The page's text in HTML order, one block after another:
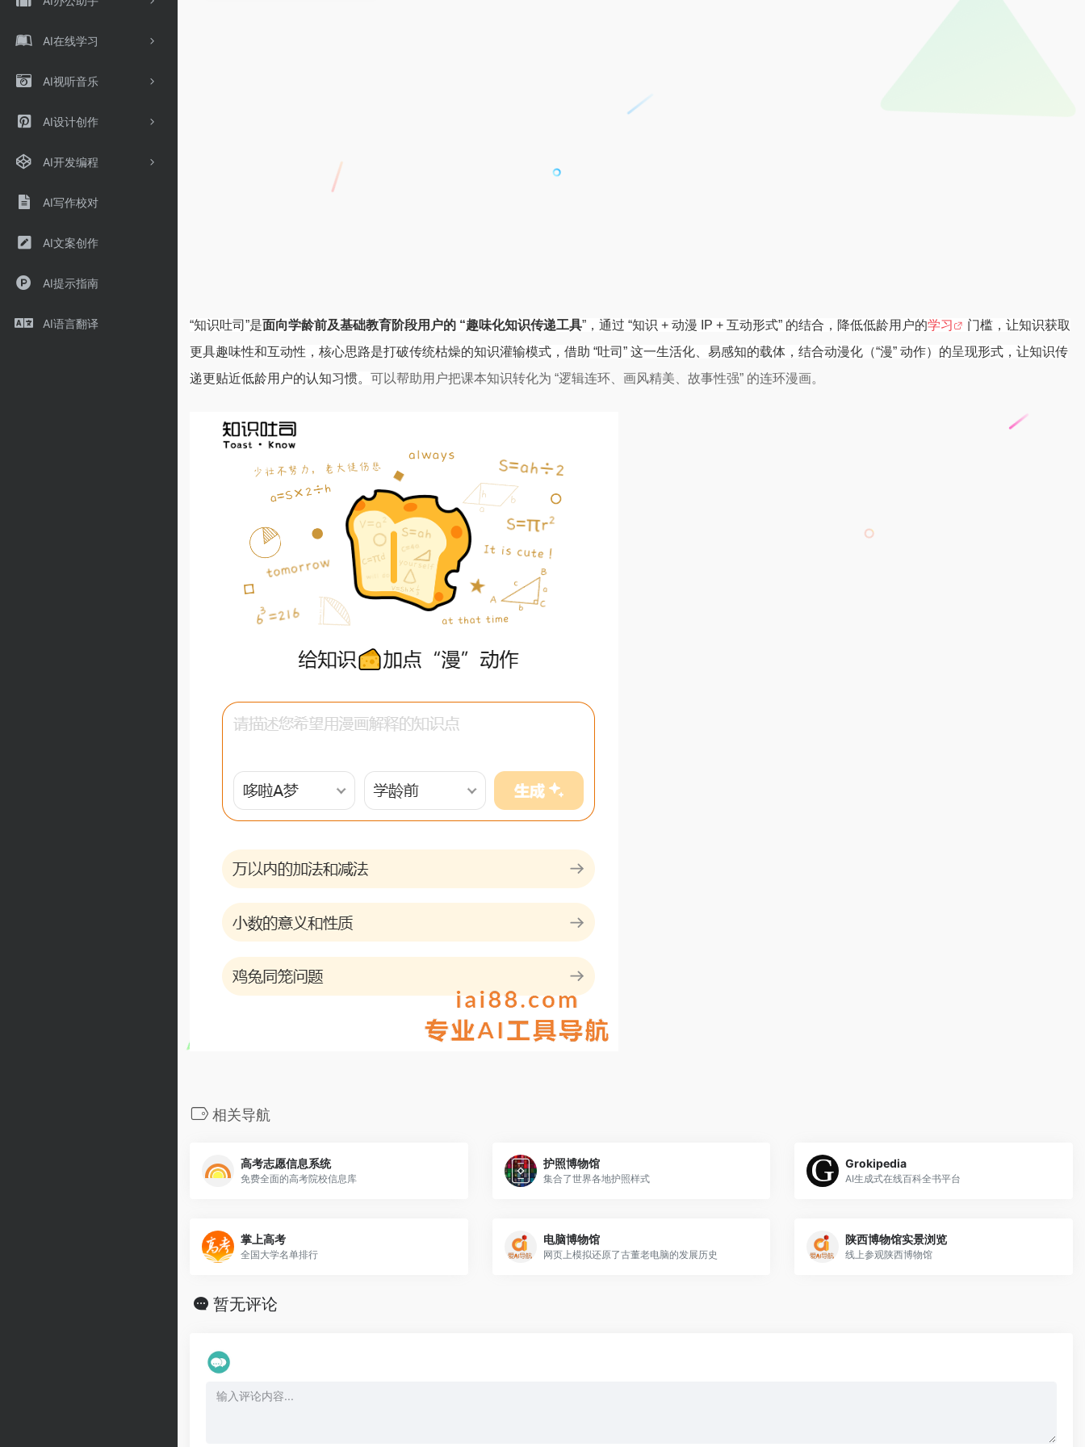
AI在线学习
AI视听音乐
AI设计创作
AI开发编程
AI写作校对
AI文案创作
AI提示指南
AI语言翻译 “知识吐司”是面向学龄前及基础教育阶段用户的 “趣味化知识传递工具”，通过 “知识 + 动漫 IP + 互动形式” 的结合，降低低龄用户的学习
门槛，让知识获取
更具趣味性和互动性，核心思路是打破传统枯燥的知识灌输模式，借助 “吐司” 这一生活化、易感知的载体，结合动漫化（“漫” 动作）的呈现形式，让知识传
递更贴近低龄用户的认知习惯。 可以帮助用户把课本知识转化为 “逻辑连环、画风精美、故事性强” 的连环漫画。
相关导航
高考志愿信息系统
免费全面的高考院校信息库
护照博物馆
集合了世界各地护照样式
Grokipedia
AI生成式在线百科全书平台
掌上高考
全国大学名单排行
电脑博物馆
网页上模拟还原了古董老电脑的发展历史
陕西博物馆实景浏览
线上参观陕西博物馆
暂无评论